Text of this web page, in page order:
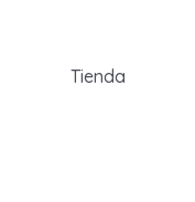
Tienda